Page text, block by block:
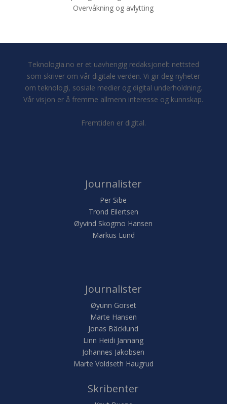
Overvåkning og avlytting
Teknologia.no er et uavhengig redaksjonelt nettsted
som skriver om vår digitale verden. Vi gir deg nyheter
om teknologi, sosiale medier og digital underholdning.
Vår visjon er å fremme allmenn interesse og kunnskap.
Fremtiden er digital.
Journalister
Per Sibe
Trond Eilertsen
Øyvind Skogmo Hansen
Markus Lund
Journalister
Øyunn Gorset
Marte Hansen
Jonas Bäcklund
Linn Heidi Jannang
Johannes Jakobsen
Marte Voldseth Haugrud
Skribenter